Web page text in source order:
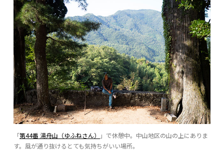
「第44番 湯舟山（ゆふねさん）
」で休憩中。中山地区の山の上にありま
す。風が通り抜けるとても気持ちがいい場所。